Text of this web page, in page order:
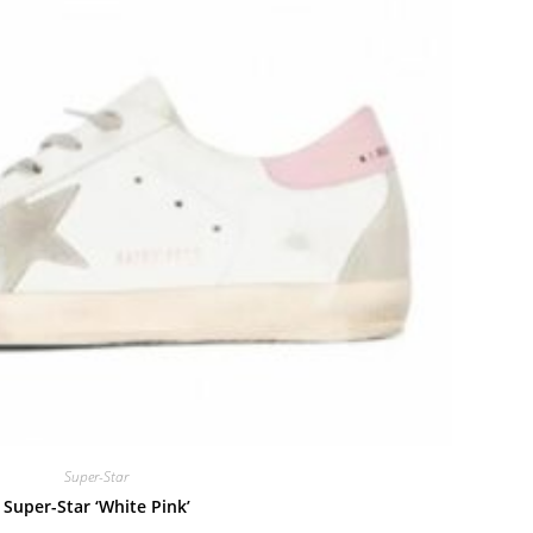
Super-Star
Super-Star ‘White Pink’